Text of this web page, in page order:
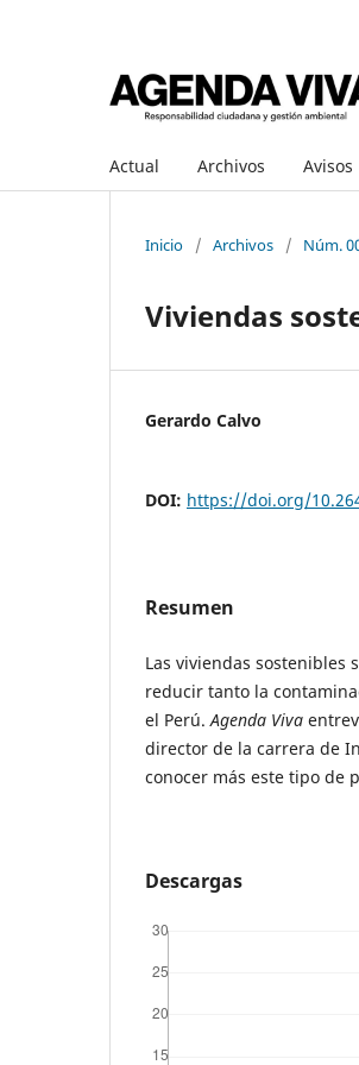
Actual Archivos Avisos
Inicio / Archivos / Núm.
Viviendas
Gerardo Calvo
DOI: https://doi.org/
Resumen
Las viviendas sostenibles
reducir tanto la
el Perú.Agenda Viva
director de la carrera de
conocer más este tipo de
Descargas